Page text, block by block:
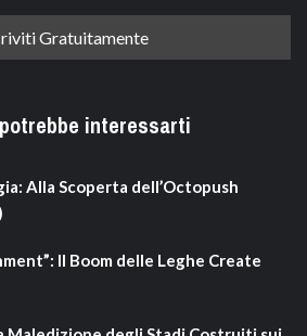
interessarti
Alla Scoperta dell’Octopush
Il Boom delle Leghe Create